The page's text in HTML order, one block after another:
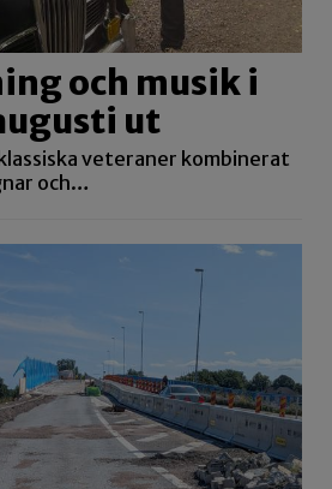
och musik i
ut
veteraner kombinerat
och…